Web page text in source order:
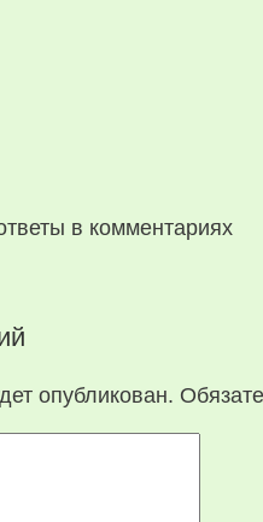
в комментариях
опубликован.